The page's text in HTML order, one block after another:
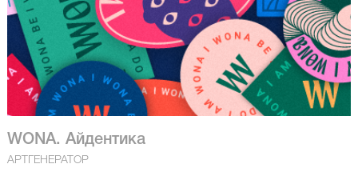
WONA. Айдентика
АРТГЕНЕРАТОР